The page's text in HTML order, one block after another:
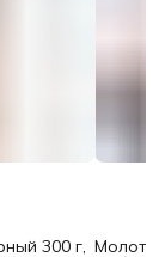
300 г,